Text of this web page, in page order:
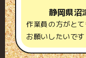
静岡県沼
作業員の方がと
お願いしたいです